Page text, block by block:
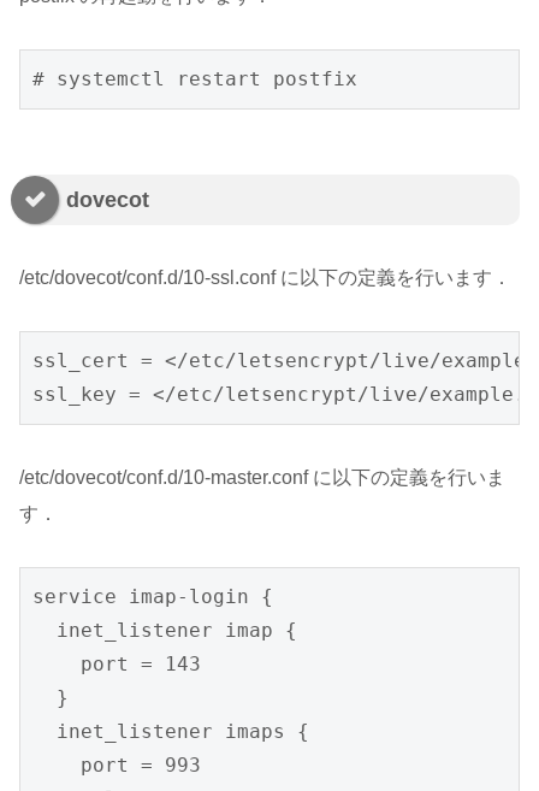
# systemctl restart postfix
dovecot
/etc/dovecot/conf.d/10-ssl.conf に以下の定義を行います．
ssl_cert = </etc/letsencrypt/live/
ssl_key = </etc/letsencrypt/live/
/etc/dovecot/conf.d/10-master.conf に以下の定義を行いま
す．
service imap-login {
  inet_listener imap {
    port = 143
  }
  inet_listener imaps {
    port = 993